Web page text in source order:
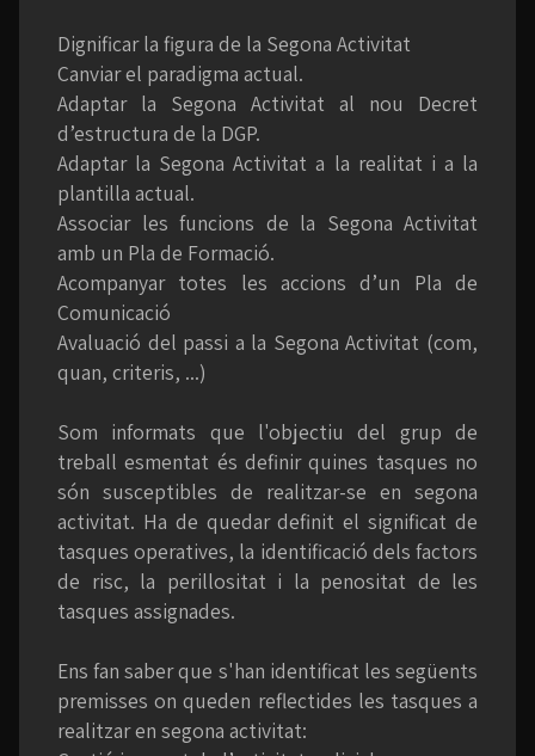
Dignificar la figura de la Segona Activitat
Canviar el paradigma actual.
Adaptar la Segona Activitat al nou Decret
d’estructura de la DGP.
Adaptar la Segona Activitat a la realitat i a la
plantilla actual.
Associar les funcions de la Segona Activitat
amb un Pla de Formació.
Acompanyar totes les accions d’un Pla de
Comunicació
Avaluació del passi a la Segona Activitat (com,
quan, criteris, ...)
Som informats que l'objectiu del grup de
treball esmentat és definir quines tasques no
són susceptibles de realitzar-se en segona
activitat. Ha de quedar definit el significat de
tasques operatives, la identificació dels factors
de risc, la perillositat i la penositat de les
tasques assignades.
Ens fan saber que s'han identificat les següents
premisses on queden reflectides les tasques a
realitzar en segona activitat: